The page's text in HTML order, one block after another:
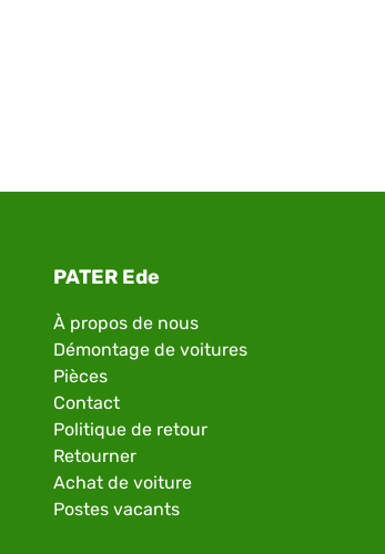
PATER Ede
À propos de nous
Démontage de voitures
Pièces
Contact
Politique de retour
Retourner
Achat de voiture
Postes vacants